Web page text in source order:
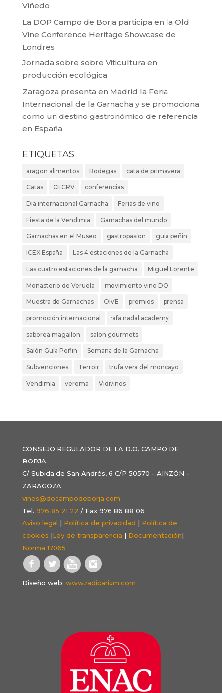
Viñedo
La DOP Campo de Borja participa en la Old
Vine Conference Heritage Showcase de
Londres
Jornada sobre sobre Viticultura en
producción ecológica
Zaragoza presenta en Madrid la Feria
Internacional de la Garnacha y se promociona
como un destino gastronómico de referencia
en España
ETIQUETAS
aragon alimentos Bodegas cata de primavera
Catas CECRV conferencias
Dia internacional Garnacha Ferias de vino
Fiesta de la Vendimia Garnachas del mundo
Garnachas en el Museo gastropasion guia peñin
ICEX España Las 4 estaciones de la Garnacha
Las cuatro estaciones de la garnacha Miguel Lorente
Monasterio de Veruela movimiento vino DO
Muestra de Garnachas OIVE premios prensa
promoción internacional rafa nadal academy
saborea magallon salon gourmets
Salón Guía Peñin Semana de la Garnacha
Subvenciones Terroir trufa vera del moncayo
Vendimia verema Vidivinos
CONSEJO REGULADOR DE LA D.O. CAMPO DE
BORJA
C/ Subida de San Andrés, 6 C/P 50570 - AINZÓN -
ZARAGOZA
vinos@docampodeborja.com
Tel. 976 85 21 22 / Fax 976 86 88 06
Aviso legal | Política de privacidad | Política de
cookies |Ley de transparencia | Documentación|
Norma 17065
Diseño web: www.radicarium.com